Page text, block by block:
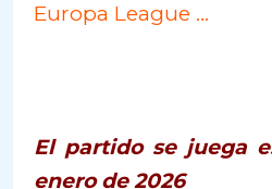
Europa League …
El partido se juega
enero de 2026